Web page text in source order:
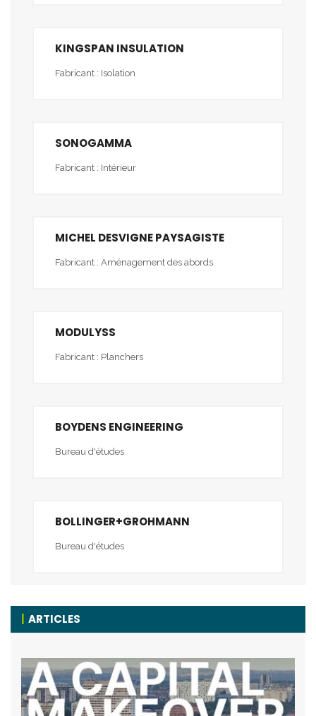
KINGSPAN INSULATION
Fabricant : Isolation
SONOGAMMA
Fabricant : Intérieur
MICHEL DESVIGNE PAYSAGISTE
Fabricant : Aménagement des abords
MODULYSS
Fabricant : Planchers
BOYDENS ENGINEERING
Bureau d'études
BOLLINGER+GROHMANN
Bureau d'études
ARTICLES